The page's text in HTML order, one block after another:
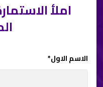
املأ
الاسم الاول*